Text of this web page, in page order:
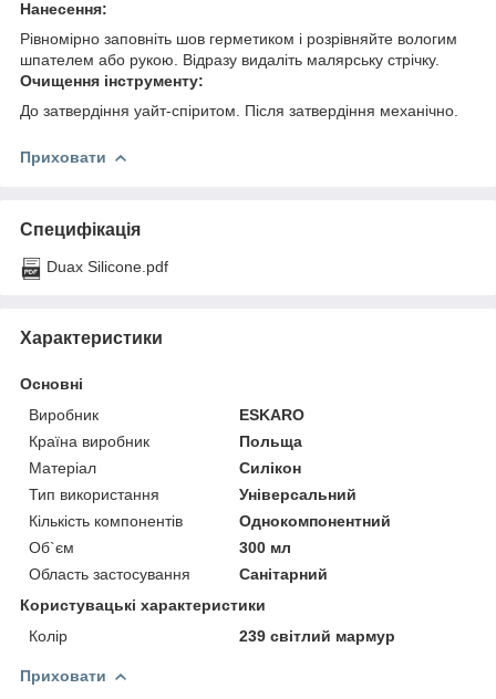
Нанесення:
Рівномірно заповніть шов герметиком і розрівняйте вологим
шпателем або рукою. Відразу видаліть малярську стрічку.
Очищення інструменту:
До затвердіння уайт-спіритом. Після затвердіння механічно.
Приховати
Специфікація
Duax Silicone.pdf
Характеристики
Основні
Виробник
ESKARO
Країна виробник
Польща
Матеріал
Силікон
Тип використання
Універсальний
Кількість компонентів
Однокомпонентний
Об`єм
300 мл
Область застосування
Санітарний
Користувацькi характеристики
Колір
239 світлий мармур
Приховати